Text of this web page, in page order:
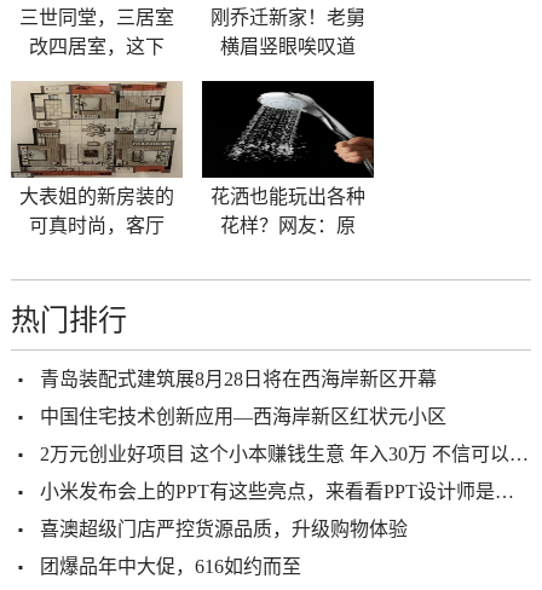
三世同堂，三居室
改四居室，这下
刚乔迁新家！老舅
横眉竖眼唉叹道
大表姐的新房装的
可真时尚，客厅
花洒也能玩出各种
花样？网友：原
热门排行
青岛装配式建筑展8月28日将在西海岸新区开幕
中国住宅技术创新应用—西海岸新区红状元小区
2万元创业好项目 这个小本赚钱生意 年入30万 不信可以试试
小米发布会上的PPT有这些亮点，来看看PPT设计师是怎么解读的吧
喜澳超级门店严控货源品质，升级购物体验
团爆品年中大促，616如约而至